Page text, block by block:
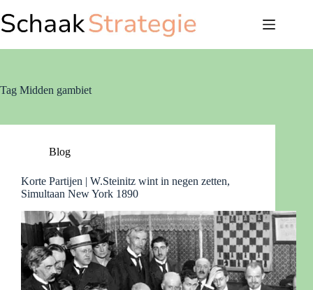
naar
de
Tag Midden gambiet
Blog
Korte Partijen | W.Steinitz wint in negen zetten,
Simultaan New York 1890